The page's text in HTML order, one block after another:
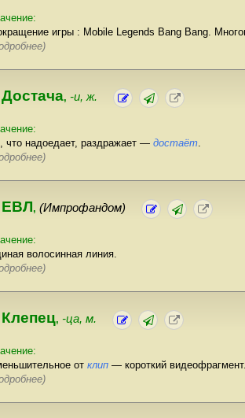
игры : Mobile Legends Bang Bang.
Достача, -и, ж.
что надоедает, раздражает — достаёт.
ЕВЛ, (Импрофандом)
волосинная линия.
Клепец, -ца, м.
от клип — короткий видеофрагмент.